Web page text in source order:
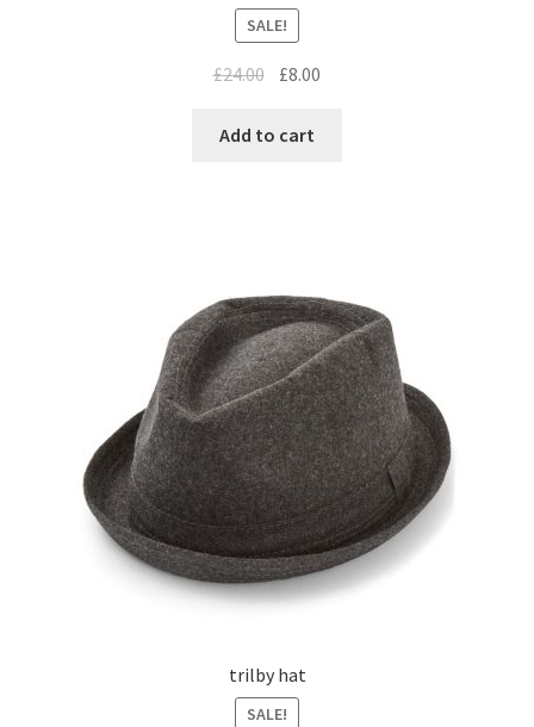
SALE!
£24.00 £8.00
Add to cart
trilby hat
SALE!